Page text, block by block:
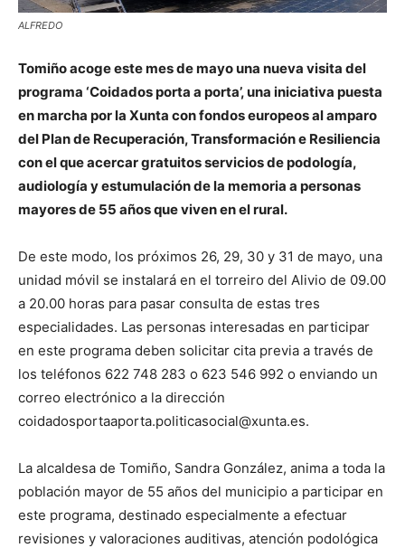
ALFREDO
Tomiño acoge este mes de mayo una nueva visita del
programa ‘Coidados porta a porta’, una iniciativa puesta
en marcha por la Xunta con fondos europeos al amparo
del Plan de Recuperación, Transformación e Resiliencia
con el que acercar gratuitos servicios de podología,
audiología y estumulación de la memoria a personas
mayores de 55 años que viven en el rural.
De este modo, los próximos 26, 29, 30 y 31 de mayo, una
unidad móvil se instalará en el torreiro del Alivio de 09.00
a 20.00 horas para pasar consulta de estas tres
especialidades. Las personas interesadas en participar
en este programa deben solicitar cita previa a través de
los teléfonos 622 748 283 o 623 546 992 o enviando un
correo electrónico a la dirección
coidadosportaaporta.politicasocial@xunta.es.
La alcaldesa de Tomiño, Sandra González, anima a toda la
población mayor de 55 años del municipio a participar en
este programa, destinado especialmente a efectuar
revisiones y valoraciones auditivas, atención podológica